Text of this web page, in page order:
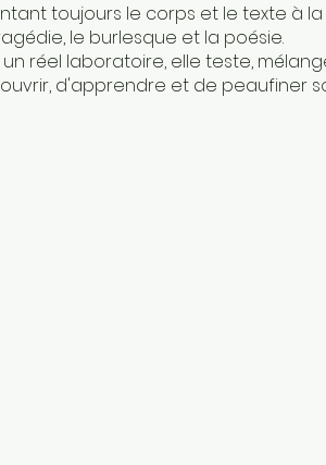
toujours le corps et le texte à
le burlesque et la poésie.
réel laboratoire, elle teste,
d'apprendre et de peaufiner